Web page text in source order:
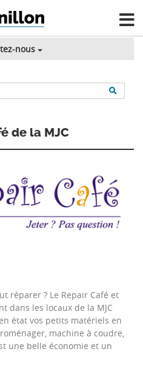
nous
de la MJC
réparer ? Le Repair Café et
dans les locaux de la MJC
état vos petits matériels en
machine à coudre,
une belle économie et un